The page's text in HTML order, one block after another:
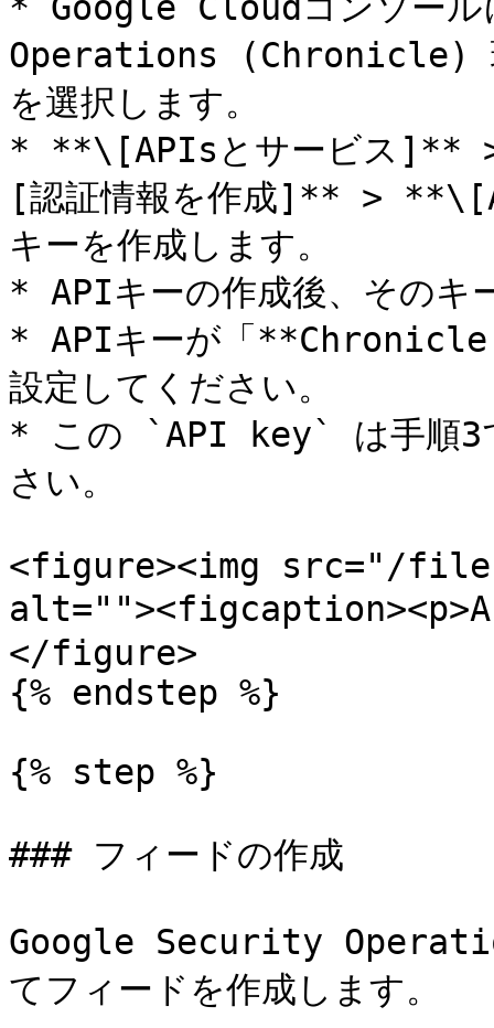
Operations (Chronicle) 環
を選択します。
* **\[APIsとサービス]**
[認証情報を作成]** >
キーを作成します。
* APIキーの作成後、そのキ
* APIキーが「**Chronicle
設定してください。
* この `API key` は手順3で
さい。
<figure><img src="/files/
</figure>
{% endstep %}
{% step %}
### フィードの作成
Google Security
てフィードを作成します。